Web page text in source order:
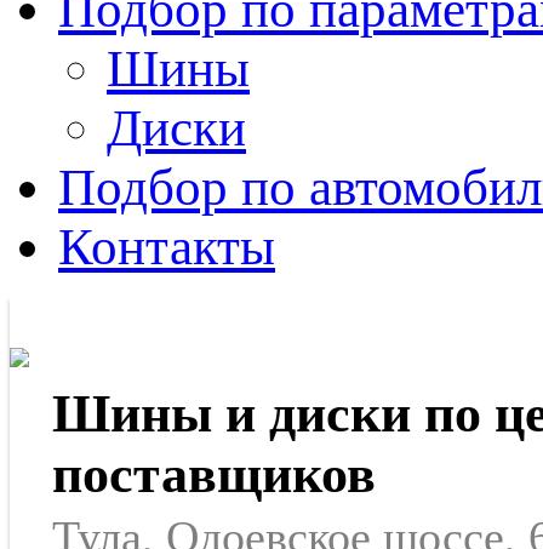
Шины
Диски
Подбор по
Контакты
Шины и диски по
поставщиков
Тула, Одоевское шоссе,